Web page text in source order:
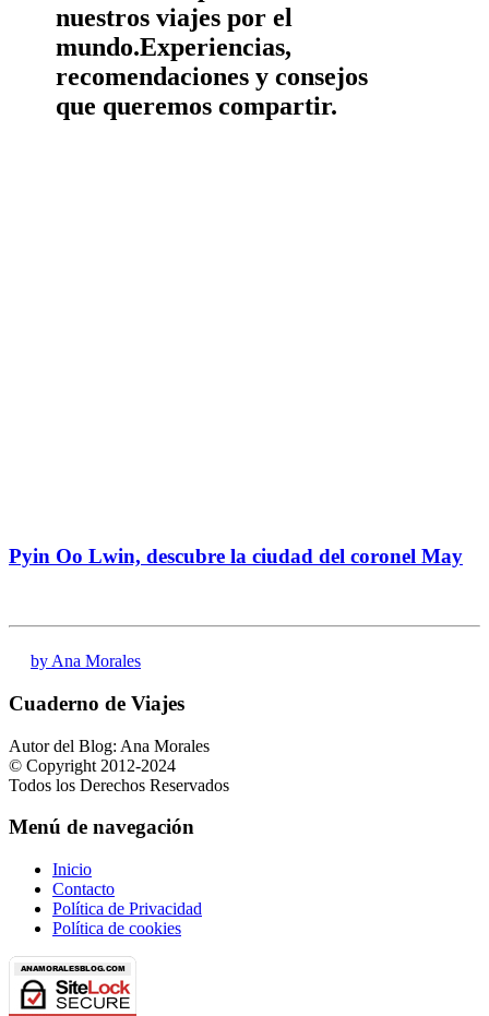
nuestros viajes por el
mundo.Experiencias,
recomendaciones y consejos
que queremos compartir.
Pyin Oo Lwin, descubre la ciudad del coronel May
by Ana Morales
Cuaderno de Viajes
Autor del Blog: Ana Morales
© Copyright 2012-2024
Todos los Derechos Reservados
Menú de navegación
Inicio
Contacto
Política de Privacidad
Política de cookies